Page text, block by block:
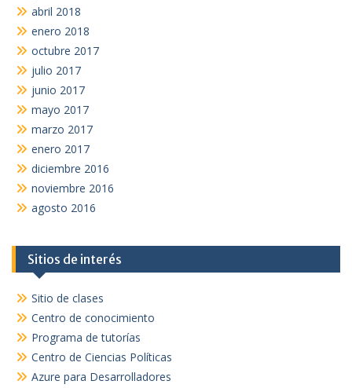
abril 2018
enero 2018
octubre 2017
julio 2017
junio 2017
mayo 2017
marzo 2017
enero 2017
diciembre 2016
noviembre 2016
agosto 2016
Sitios de interés
Sitio de clases
Centro de conocimiento
Programa de tutorías
Centro de Ciencias Políticas
Azure para Desarrolladores